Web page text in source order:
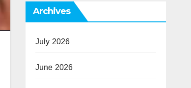
Archives
July 2026
June 2026